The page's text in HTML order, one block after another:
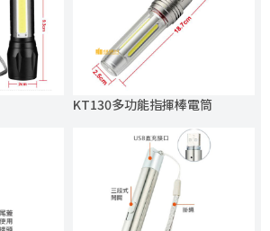
KT130多功能指揮棒電筒